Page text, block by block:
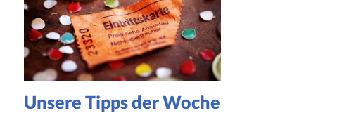
Unsere Tipps der Woche